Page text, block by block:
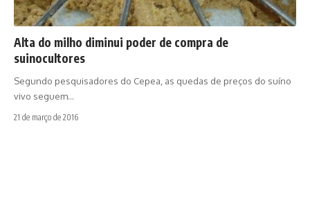
Alta do milho diminui poder de compra de
suinocultores
Segundo pesquisadores do Cepea, as quedas de preços do suíno
vivo seguem…
21 de março de 2016